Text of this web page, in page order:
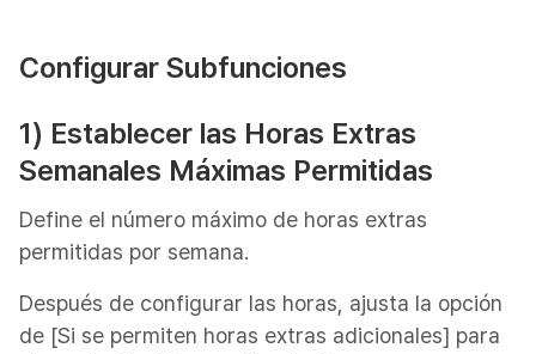
Configurar Subfunciones
1) Establecer las Horas Extras
Semanales Máximas Permitidas
Define el número máximo de horas extras
permitidas por semana.
Después de configurar las horas, ajusta la opción
de [Si se permiten horas extras adicionales] para